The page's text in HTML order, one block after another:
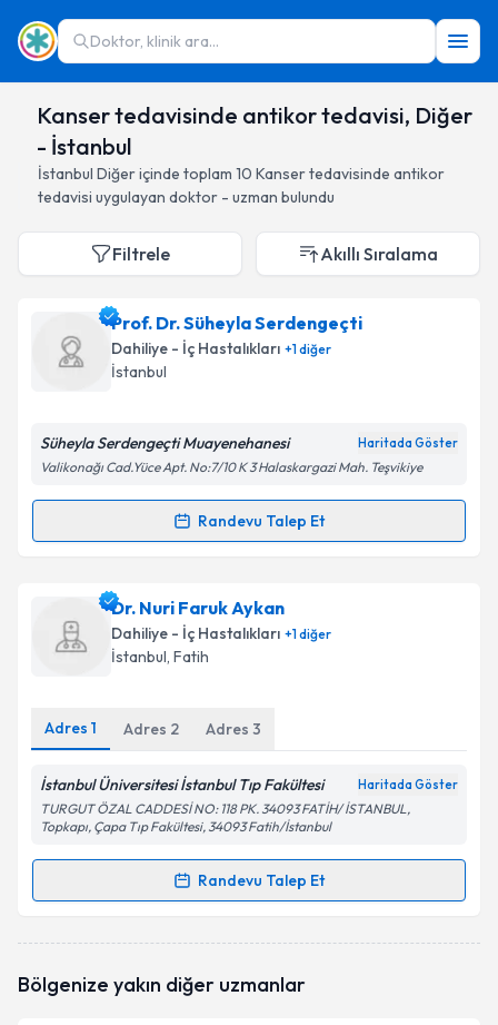
Doktor, klinik ara...
Kanser tedavisinde antikor tedavisi, Diğer
- İstanbul
İstanbul Diğeriçinde toplam 10 Kanser tedavisinde antikor
tedavisi uygulayan doktor - uzman bulundu
Filtrele Akıllı Sıralama
Prof. Dr. Süheyla Serdengeçti
Dahiliye - İç Hastalıkları +1diğer
İstanbul
Süheyla Serdengeçti Muayenehanesi Haritada Göster
Valikonağı Cad.Yüce Apt. No:7/10 K 3 Halaskargazi Mah. Teşvikiye
Randevu Talep Et
Randevu Takvimi Talebi
Prof. Dr. Süheyla Serdengeçti
talebi oluşturun. Size bu uzmandan randevu almanız
için bir takvim hazırlandığında e-posta ile
Kişisel verilerimin işlenmesine ilişkin
kapsamda işlenmesini kabul ediyorum.
Takvim Talebini Gönder
Dr. Nuri Faruk Aykan
Dahiliye - İç Hastalıkları +1diğer
İstanbul, Fatih
Adres 1 Adres 2 Adres 3
İstanbul Üniversitesi İstanbul Tıp Fakültesi Haritada Göster
TURGUT ÖZAL CADDESİ NO: 118 PK. 34093 FATİH/ İSTANBUL,
Topkapı, Çapa Tıp Fakültesi, 34093 Fatih/İstanbul
Randevu Talep Et
Randevu Takvimi Talebi
oluşturun. Size bu uzmandan randevu almanız için bir
Bölgenize yakın diğer uzmanlar